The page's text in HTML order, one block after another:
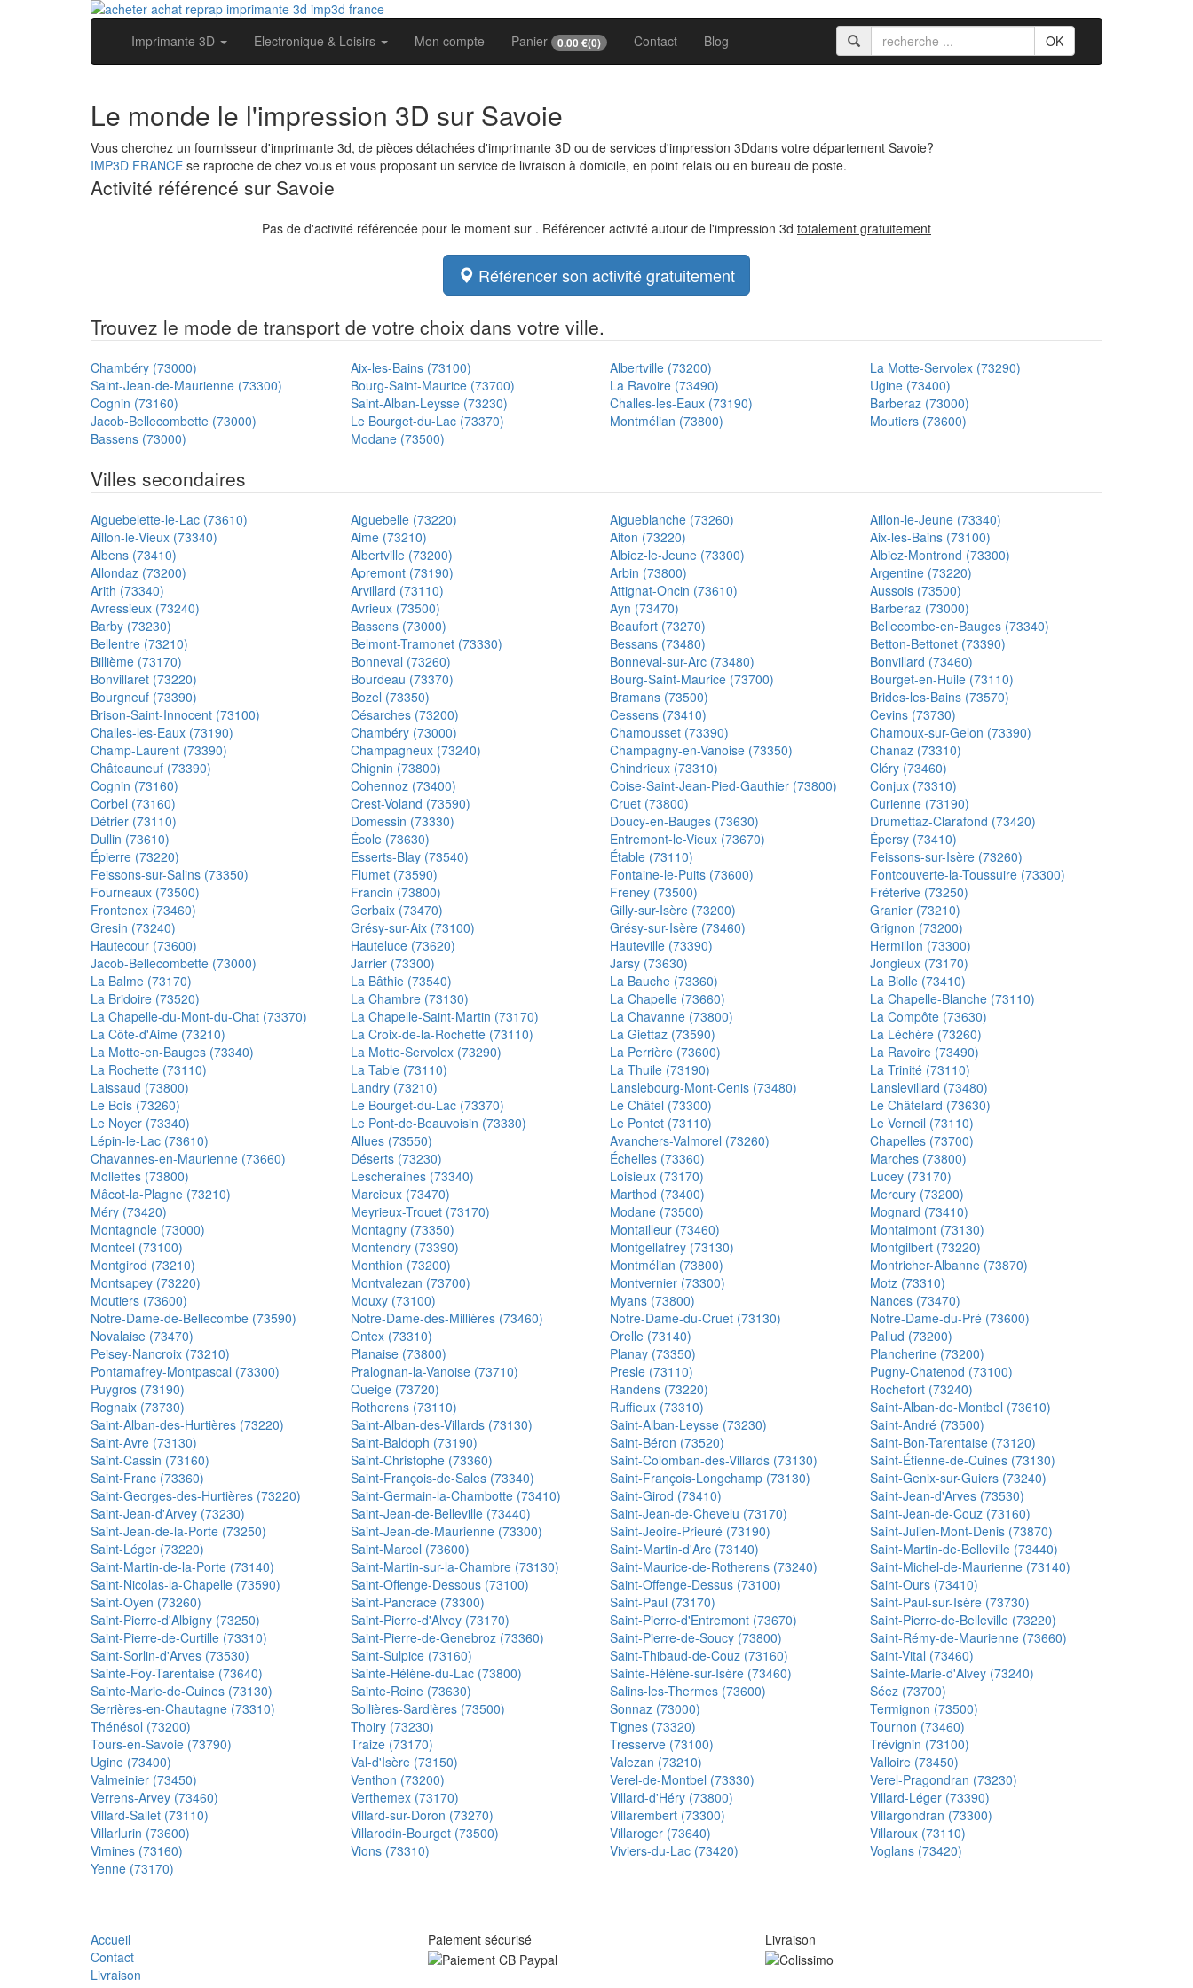
Imprimante 3D Electronique & Loisirs Mon compte Panier 0.00 €(0) Contact Blog OK
Le monde le l'impression 3D sur Savoie
Vous cherchez un fournisseur d'imprimante 3d, de pièces détachées d'imprimante 3D ou de services d'impression 3Ddans votre département Savoie?
IMP3D FRANCE se raproche de chez vous et vous proposant un service de livraison à domicile, en point relais ou en bureau de poste.
Activité référencé sur Savoie
Pas de d'activité référencée pour le moment sur . Référencer activité autour de l'impression 3d totalement gratuitement
Référencer son activité gratuitement
Trouvez le mode de transport de votre choix dans votre ville.
Chambéry (73000) Aix-les-Bains (73100) Albertville (73200)
La Motte-Servolex (73290)
Saint-Jean-de-Maurienne (73300)
Bourg-Saint-Maurice (73700) La Ravoire (73490)
Ugine (73400)
Cognin (73160)
Saint-Alban-Leysse (73230) Challes-les-Eaux (73190)
Barberaz (73000)
Jacob-Bellecombette (73000)
Le Bourget-du-Lac (73370) Montmélian (73800)
Moutiers (73600)
Bassens (73000)
Modane (73500)
Villes secondaires
Aiguebelette-le-Lac (73610) Aiguebelle (73220) Aigueblanche (73260)
Aillon-le-Jeune (73340)
Aillon-le-Vieux (73340)
Aime (73210) Aiton (73220)
Aix-les-Bains (73100)
Albens (73410)
Albertville (73200) Albiez-le-Jeune (73300)
Albiez-Montrond (73300)
Allondaz (73200)
Apremont (73190) Arbin (73800)
Argentine (73220)
Arith (73340)
Arvillard (73110) Attignat-Oncin (73610)
Aussois (73500)
Avressieux (73240)
Avrieux (73500) Ayn (73470)
Barberaz (73000)
Barby (73230)
Bassens (73000) Beaufort (73270)
Bellecombe-en-Bauges (73340)
Bellentre (73210)
Belmont-Tramonet (73330) Bessans (73480)
Betton-Bettonet (73390)
Billième (73170)
Bonneval (73260) Bonneval-sur-Arc (73480)
Bonvillard (73460)
Bonvillaret (73220)
Bourdeau (73370) Bourg-Saint-Maurice (73700)
Bourget-en-Huile (73110)
Bourgneuf (73390)
Bozel (73350) Bramans (73500)
Brides-les-Bains (73570)
Brison-Saint-Innocent (73100)
Césarches (73200) Cessens (73410)
Cevins (73730)
Challes-les-Eaux (73190)
Chambéry (73000) Chamousset (73390)
Chamoux-sur-Gelon (73390)
Champ-Laurent (73390)
Champagneux (73240) Champagny-en-Vanoise (73350)
Chanaz (73310)
Châteauneuf (73390)
Chignin (73800) Chindrieux (73310)
Cléry (73460)
Cognin (73160)
Cohennoz (73400) Coise-Saint-Jean-Pied-Gauthier (73800)
Conjux (73310)
Corbel (73160)
Crest-Voland (73590) Cruet (73800)
Curienne (73190)
Détrier (73110)
Domessin (73330) Doucy-en-Bauges (73630)
Drumettaz-Clarafond (73420)
Dullin (73610)
École (73630) Entremont-le-Vieux (73670)
Épersy (73410)
Épierre (73220)
Esserts-Blay (73540) Étable (73110)
Feissons-sur-Isère (73260)
Feissons-sur-Salins (73350)
Flumet (73590) Fontaine-le-Puits (73600)
Fontcouverte-la-Toussuire (73300)
Fourneaux (73500)
Francin (73800) Freney (73500)
Fréterive (73250)
Frontenex (73460)
Gerbaix (73470) Gilly-sur-Isère (73200)
Granier (73210)
Gresin (73240)
Grésy-sur-Aix (73100) Grésy-sur-Isère (73460)
Grignon (73200)
Hautecour (73600)
Hauteluce (73620) Hauteville (73390)
Hermillon (73300)
Jacob-Bellecombette (73000)
Jarrier (73300) Jarsy (73630)
Jongieux (73170)
La Balme (73170)
La Bâthie (73540) La Bauche (73360)
La Biolle (73410)
La Bridoire (73520)
La Chambre (73130) La Chapelle (73660)
La Chapelle-Blanche (73110)
La Chapelle-du-Mont-du-Chat (73370)
La Chapelle-Saint-Martin (73170) La Chavanne (73800)
La Compôte (73630)
La Côte-d'Aime (73210)
La Croix-de-la-Rochette (73110) La Giettaz (73590)
La Léchère (73260)
La Motte-en-Bauges (73340)
La Motte-Servolex (73290) La Perrière (73600)
La Ravoire (73490)
La Rochette (73110)
La Table (73110) La Thuile (73190)
La Trinité (73110)
Laissaud (73800)
Landry (73210) Lanslebourg-Mont-Cenis (73480)
Lanslevillard (73480)
Le Bois (73260)
Le Bourget-du-Lac (73370) Le Châtel (73300)
Le Châtelard (73630)
Le Noyer (73340)
Le Pont-de-Beauvoisin (73330) Le Pontet (73110)
Le Verneil (73110)
Lépin-le-Lac (73610)
Allues (73550) Avanchers-Valmorel (73260)
Chapelles (73700)
Chavannes-en-Maurienne (73660)
Déserts (73230) Échelles (73360)
Marches (73800)
Mollettes (73800)
Lescheraines (73340) Loisieux (73170)
Lucey (73170)
Mâcot-la-Plagne (73210)
Marcieux (73470) Marthod (73400)
Mercury (73200)
Méry (73420)
Meyrieux-Trouet (73170) Modane (73500)
Mognard (73410)
Montagnole (73000)
Montagny (73350) Montailleur (73460)
Montaimont (73130)
Montcel (73100)
Montendry (73390) Montgellafrey (73130)
Montgilbert (73220)
Montgirod (73210)
Monthion (73200) Montmélian (73800)
Montricher-Albanne (73870)
Montsapey (73220)
Montvalezan (73700) Montvernier (73300)
Motz (73310)
Moutiers (73600)
Mouxy (73100) Myans (73800)
Nances (73470)
Notre-Dame-de-Bellecombe (73590)
Notre-Dame-des-Millières (73460) Notre-Dame-du-Cruet (73130)
Notre-Dame-du-Pré (73600)
Novalaise (73470)
Ontex (73310) Orelle (73140)
Pallud (73200)
Peisey-Nancroix (73210)
Planaise (73800) Planay (73350)
Plancherine (73200)
Pontamafrey-Montpascal (73300)
Pralognan-la-Vanoise (73710) Presle (73110)
Pugny-Chatenod (73100)
Puygros (73190)
Queige (73720) Randens (73220)
Rochefort (73240)
Rognaix (73730)
Rotherens (73110) Ruffieux (73310)
Saint-Alban-de-Montbel (73610)
Saint-Alban-des-Hurtières (73220)
Saint-Alban-des-Villards (73130) Saint-Alban-Leysse (73230)
Saint-André (73500)
Saint-Avre (73130)
Saint-Baldoph (73190) Saint-Béron (73520)
Saint-Bon-Tarentaise (73120)
Saint-Cassin (73160)
Saint-Christophe (73360) Saint-Colomban-des-Villards (73130)
Saint-Étienne-de-Cuines (73130)
Saint-Franc (73360)
Saint-François-de-Sales (73340) Saint-François-Longchamp (73130)
Saint-Genix-sur-Guiers (73240)
Saint-Georges-des-Hurtières (73220)
Saint-Germain-la-Chambotte (73410) Saint-Girod (73410)
Saint-Jean-d'Arves (73530)
Saint-Jean-d'Arvey (73230)
Saint-Jean-de-Belleville (73440) Saint-Jean-de-Chevelu (73170)
Saint-Jean-de-Couz (73160)
Saint-Jean-de-la-Porte (73250)
Saint-Jean-de-Maurienne (73300) Saint-Jeoire-Prieuré (73190)
Saint-Julien-Mont-Denis (73870)
Saint-Léger (73220)
Saint-Marcel (73600) Saint-Martin-d'Arc (73140)
Saint-Martin-de-Belleville (73440)
Saint-Martin-de-la-Porte (73140)
Saint-Martin-sur-la-Chambre (73130) Saint-Maurice-de-Rotherens (73240)
Saint-Michel-de-Maurienne (73140)
Saint-Nicolas-la-Chapelle (73590)
Saint-Offenge-Dessous (73100) Saint-Offenge-Dessus (73100)
Saint-Ours (73410)
Saint-Oyen (73260)
Saint-Pancrace (73300) Saint-Paul (73170)
Saint-Paul-sur-Isère (73730)
Saint-Pierre-d'Albigny (73250)
Saint-Pierre-d'Alvey (73170) Saint-Pierre-d'Entremont (73670)
Saint-Pierre-de-Belleville (73220)
Saint-Pierre-de-Curtille (73310)
Saint-Pierre-de-Genebroz (73360) Saint-Pierre-de-Soucy (73800)
Saint-Rémy-de-Maurienne (73660)
Saint-Sorlin-d'Arves (73530)
Saint-Sulpice (73160) Saint-Thibaud-de-Couz (73160)
Saint-Vital (73460)
Sainte-Foy-Tarentaise (73640)
Sainte-Hélène-du-Lac (73800) Sainte-Hélène-sur-Isère (73460)
Sainte-Marie-d'Alvey (73240)
Sainte-Marie-de-Cuines (73130)
Sainte-Reine (73630) Salins-les-Thermes (73600)
Séez (73700)
Serrières-en-Chautagne (73310)
Sollières-Sardières (73500) Sonnaz (73000)
Termignon (73500)
Thénésol (73200)
Thoiry (73230) Tignes (73320)
Tournon (73460)
Tours-en-Savoie (73790)
Traize (73170) Tresserve (73100)
Trévignin (73100)
Ugine (73400)
Val-d'Isère (73150) Valezan (73210)
Valloire (73450)
Valmeinier (73450)
Venthon (73200) Verel-de-Montbel (73330)
Verel-Pragondran (73230)
Verrens-Arvey (73460)
Verthemex (73170) Villard-d'Héry (73800)
Villard-Léger (73390)
Villard-Sallet (73110)
Villard-sur-Doron (73270) Villarembert (73300)
Villargondran (73300)
Villarlurin (73600)
Villarodin-Bourget (73500) Villaroger (73640)
Villaroux (73110)
Vimines (73160)
Vions (73310) Viviers-du-Lac (73420)
Voglans (73420)
Yenne (73170)
Accueil
Contact
Livraison
Paiement sécurisé Livraison